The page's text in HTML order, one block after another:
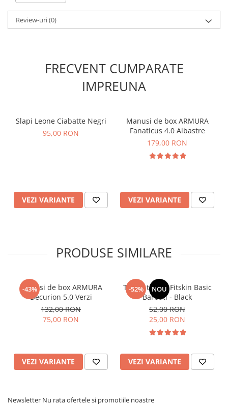
🏋️Design ergonomic
musculară și libertate maximă de mișcare
🥋Recomandat pentru competiții și antrenamente
antrenează-te cu stil și confort absolut!
Disponibili acum! Comandă și simte diferența!
Review-uri(0)
FRECVENT CUMPARATE
IMPREUNA
Slapi Leone Ciabatte Negri
95,00 RON
VEZI VARIANTE
Manusi de box ARMURA
Fanaticus 4.0 Albastre
179,00 RON
VEZI VARIANTE
PRODUSE SIMILARE
-43%
Manusi de box ARMURA
Decurion 5.0 Verzi
132,00 RON
75,00 RON
VEZI VARIANTE
-52% NOU
Tricou tehnic Fitskin Basic
Barbati - Black
52,00 RON
25,00 RON
VEZI VARIANTE
Newsletter Nu rata ofertele si promotiile noastre